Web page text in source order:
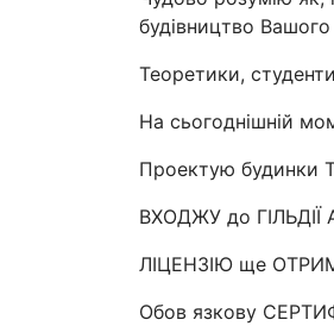
будівництво
Теоретики,
На сьогоднішній
Проектую
ВХОДЖУ до ГІЛЬДІЇ
ЛІЦЕНЗІЮ ще
Обов язкову